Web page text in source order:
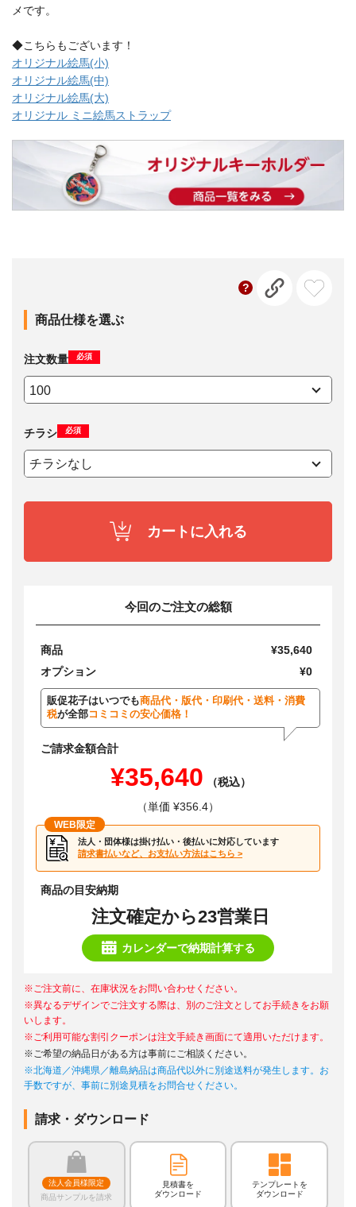
メです。
◆こちらもございます！
オリジナル絵馬(小)
オリジナル絵馬(中)
オリジナル絵馬(大)
オリジナル ミニ絵馬ストラップ
商品仕様を選ぶ
注文数量 必須
チラシ 必須
カートに入れる
今回のご注文の総額
商品
¥35,640
オプション
¥0
販促花子はいつでも商品代・版代・印刷代・送料・消費
税が全部コミコミの安心価格！
ご請求金額合計
¥35,640
（税込）
（単価 ¥356.4）
WEB限定
法人・団体様は掛け払い・後払いに対応しています
請求書払いなど、お支払い方法はこちら >
商品の目安納期
注文確定から23営業日
カレンダーで納期計算する
※ご注文前に、在庫状況をお問い合わせください。
※異なるデザインでご注文する際は、別のご注文としてお手続きをお願
いします。
※ご利用可能な割引クーポンは注文手続き画面にて適用いただけます。
※ご希望の納品日がある方は事前にご相談ください。
※北海道／沖縄県／離島納品は商品代以外に別途送料が発生します。お
手数ですが、事前に別途見積をお問合せください。
請求・ダウンロード
法人会員様限定
商品サンプルを請求
見積書を
ダウンロード
テンプレートを
ダウンロード